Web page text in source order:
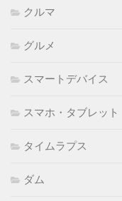
クルマ
グルメ
スマートデバイス
スマホ・タブレット
タイムラプス
ダム